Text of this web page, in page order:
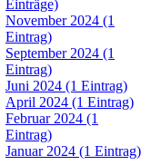
Einträge)
November 2024 (1
Eintrag)
September 2024 (1
Eintrag)
Juni 2024 (1 Eintrag)
April 2024 (1 Eintrag)
Februar 2024 (1
Eintrag)
Januar 2024 (1 Eintrag)